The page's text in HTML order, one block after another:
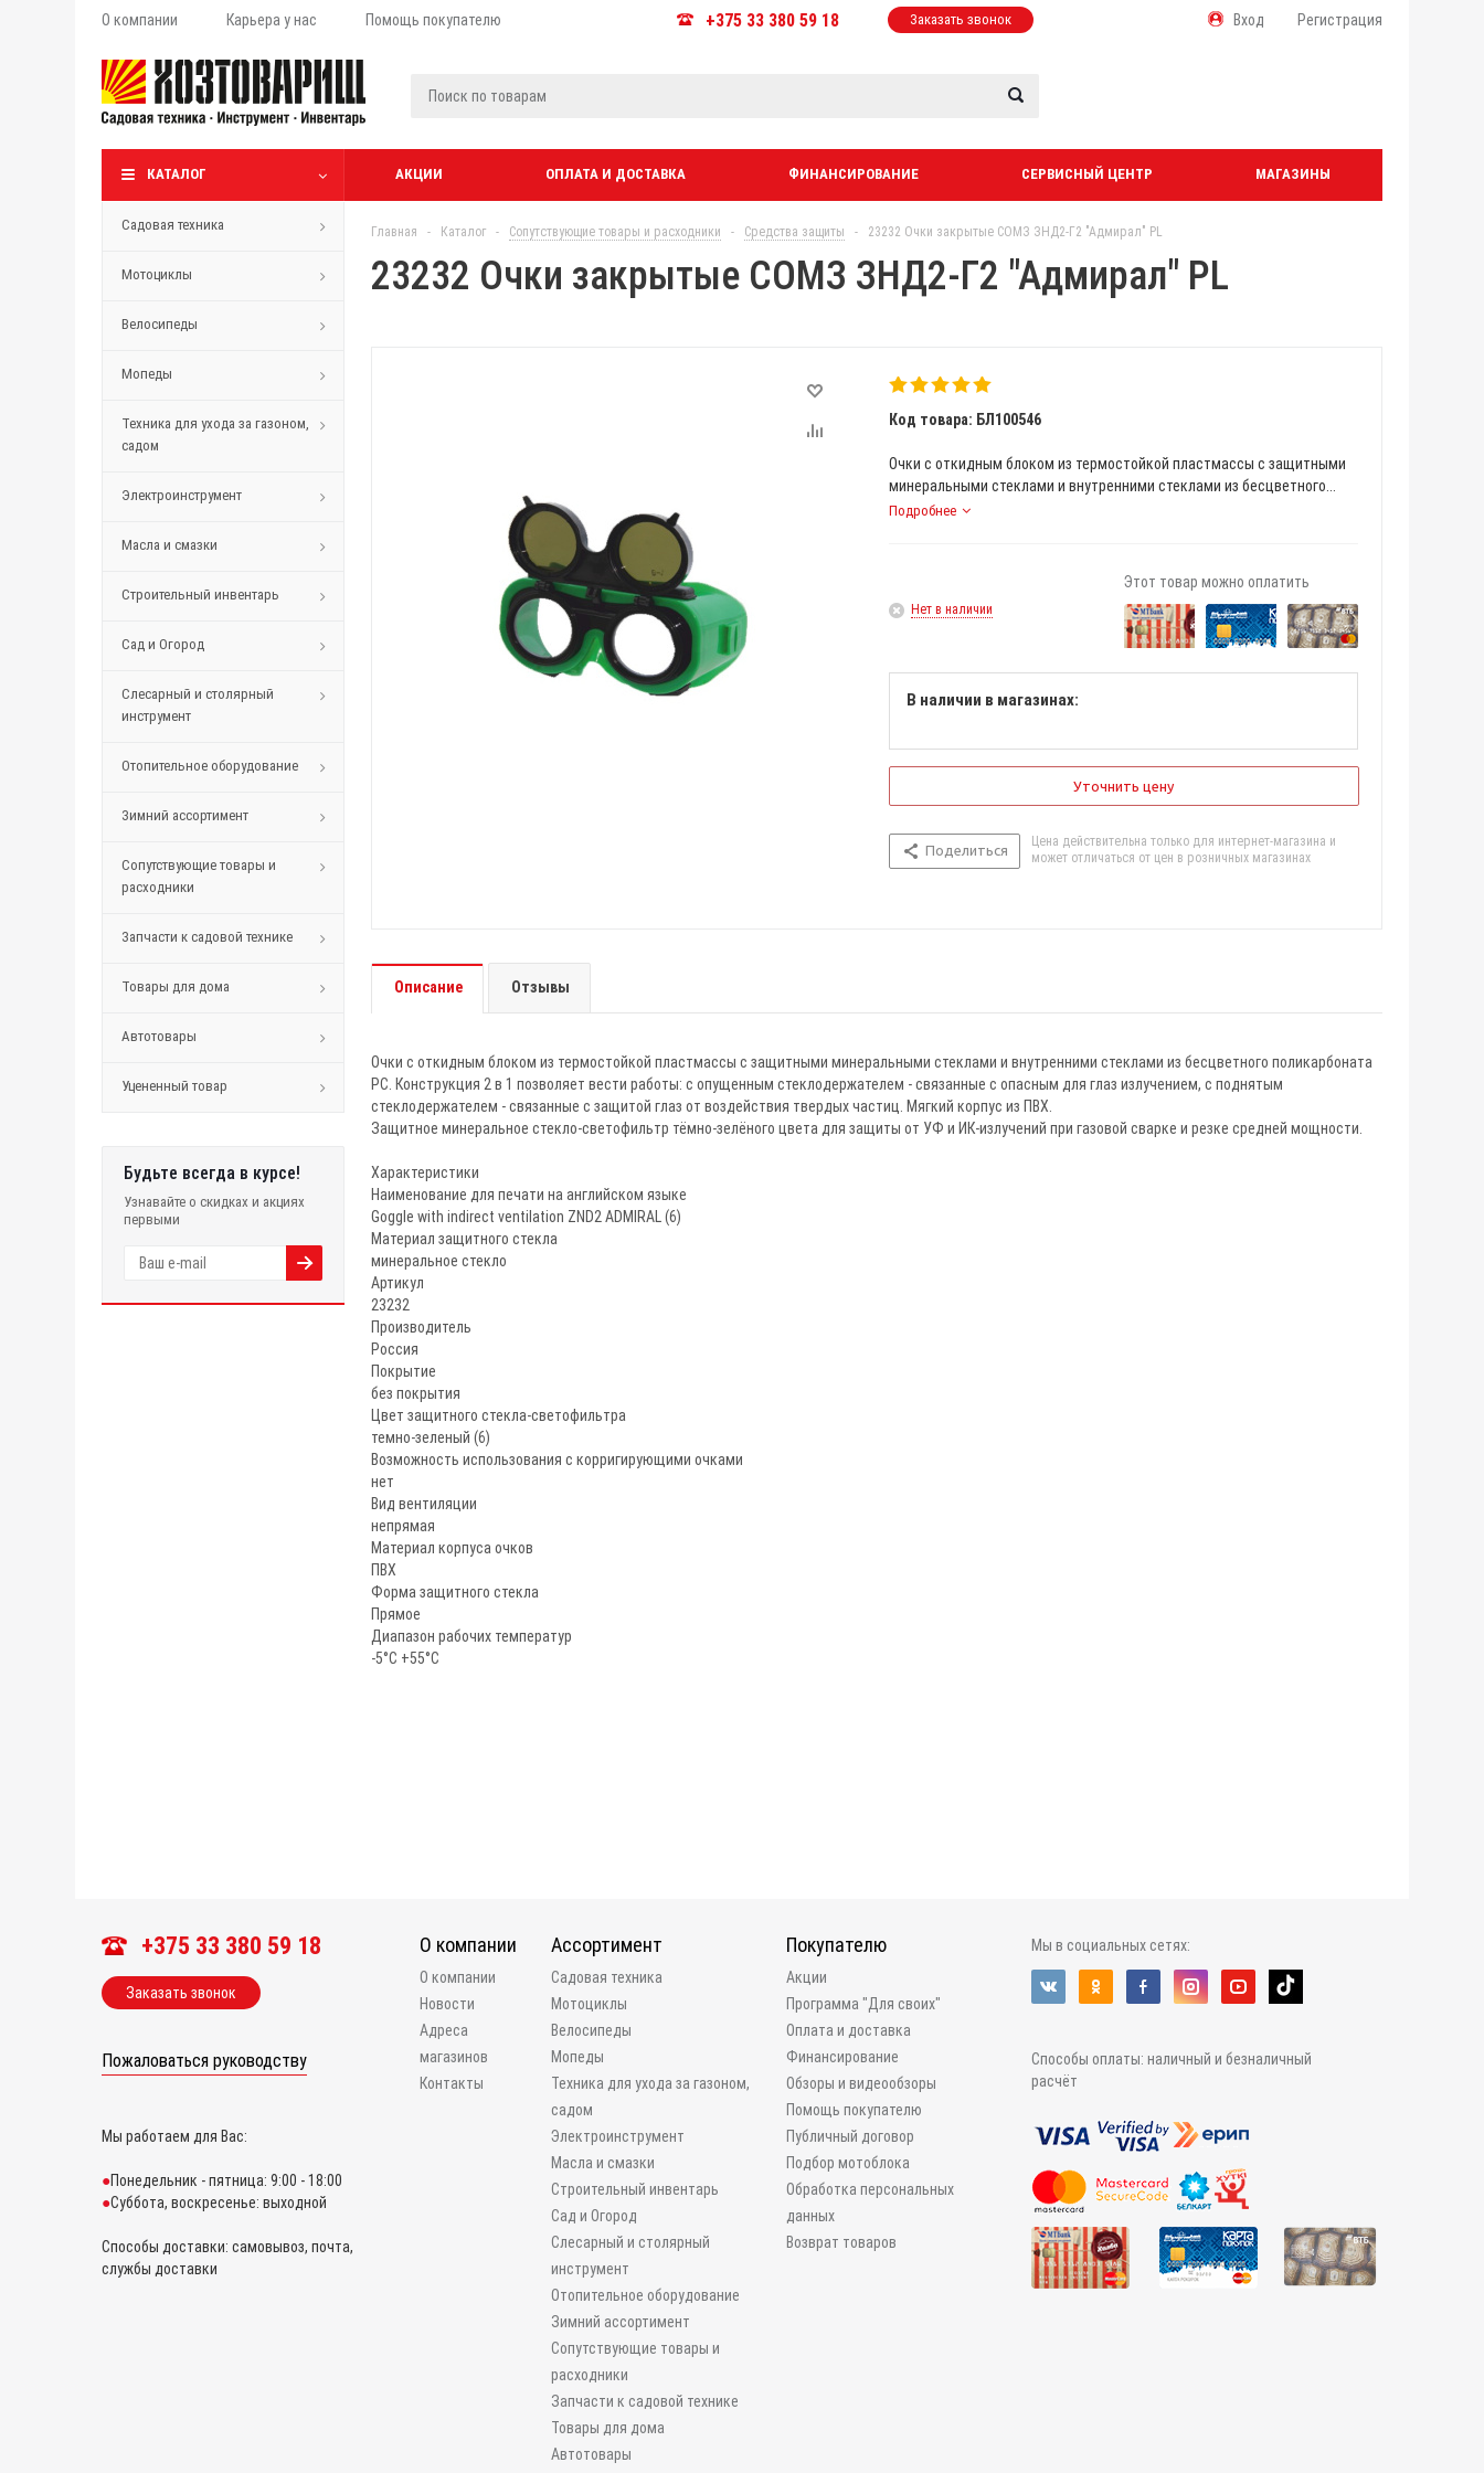
О компании Карьера у нас Помощь покупателю +375 33 380 59 18 Заказать звонок Вход Регистрация
КАТАЛОГ АКЦИИ ОПЛАТА И ДОСТАВКА ФИНАНСИРОВАНИЕ СЕРВИСНЫЙ ЦЕНТР МАГАЗИНЫ
Садовая техника
Мотоциклы
Велосипеды
Мопеды
Техника для ухода за газоном,
садом
Электроинструмент
Масла и смазки
Строительный инвентарь
Сад и Огород
Слесарный и столярный
инструмент
Отопительное оборудование
Зимний ассортимент
Сопутствующие товары и
расходники
Запчасти к садовой технике
Товары для дома
Автотовары
Уцененный товар
Будьте всегда в курсе!
Узнавайте о скидках и акциях
первыми
Главная - Каталог - Сопутствующие товары и расходники - Средства защиты - 23232 Очки закрытые СОМЗ ЗНД2-Г2 "Адмирал" PL
23232 Очки закрытые СОМЗ ЗНД2-Г2 "Адмирал" PL
Код товара: БЛ100546
Очки с откидным блоком из термостойкой пластмассы с защитными
минеральными стеклами и внутренними стеклами из бесцветного...
Подробнее
Нет в наличии
Этот товар можно оплатить
В наличии в магазинах:
Уточнить цену
Поделиться
Цена действительна только для интернет-магазина и
может отличаться от цен в розничных магазинах
Описание Отзывы
Очки с откидным блоком из термостойкой пластмассы с защитными минеральными стеклами и внутренними стеклами из бесцветного поликарбоната
РС. Конструкция 2 в 1 позволяет вести работы: с опущенным стеклодержателем - связанные с опасным для глаз излучением, с поднятым
стеклодержателем - связанные с защитой глаз от воздействия твердых частиц. Мягкий корпус из ПВХ.
Защитное минеральное стекло-светофильтр тёмно-зелёного цвета для защиты от УФ и ИК-излучений при газовой сварке и резке средней мощности.
Характеристики
Наименование для печати на английском языке
Goggle with indirect ventilation ZND2 ADMIRAL (6)
Материал защитного стекла
минеральное стекло
Артикул
23232
Производитель
Россия
Покрытие
без покрытия
Цвет защитного стекла-светофильтра
темно-зеленый (6)
Возможность использования с корригирующими очками
нет
Вид вентиляции
непрямая
Материал корпуса очков
ПВХ
Форма защитного стекла
Прямое
Диапазон рабочих температур
-5°C +55°C
+375 33 380 59 18
Заказать звонок
Пожаловаться руководству
Мы работаем для Вас:
Понедельник - пятница: 9:00 - 18:00
Суббота, воскресенье: выходной
Способы доставки: самовывоз, почта,
службы доставки
О компании
О компании
Новости
Адреса
магазинов
Контакты
Ассортимент
Садовая техника
Мотоциклы
Велосипеды
Мопеды
Техника для ухода за газоном,
садом
Электроинструмент
Масла и смазки
Строительный инвентарь
Сад и Огород
Слесарный и столярный
инструмент
Отопительное оборудование
Зимний ассортимент
Сопутствующие товары и
расходники
Запчасти к садовой технике
Товары для дома
Автотовары
Покупателю
Акции
Программа "Для своих"
Оплата и доставка
Финансирование
Обзоры и видеообзоры
Помощь покупателю
Публичный договор
Подбор мотоблока
Обработка персональных
данных
Возврат товаров
Мы в социальных сетях:
Способы оплаты: наличный и безналичный
расчёт